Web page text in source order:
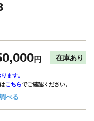
円 在庫あり
ます。
こちらでご確認ください。
べる